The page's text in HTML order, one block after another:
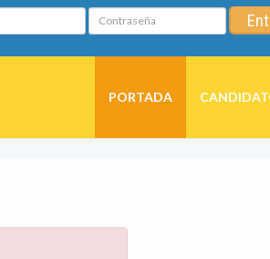
Contraseña
PORTADA